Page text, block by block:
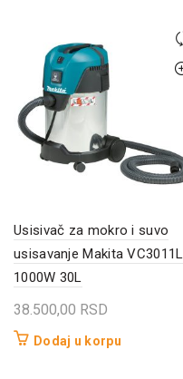
Usisivač za mokro i suvo
usisavanje Makita VC3011L
1000W 30L
38.500,00 RSD
Dodaj u korpu